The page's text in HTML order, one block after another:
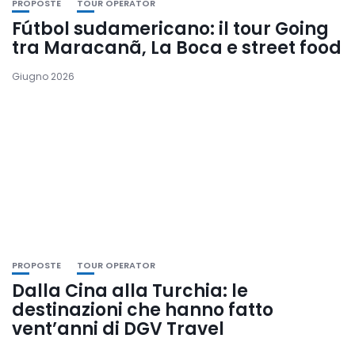
PROPOSTE TOUR OPERATOR
Fútbol sudamericano: il tour Going
tra Maracanã, La Boca e street food
Giugno 2026
PROPOSTE TOUR OPERATOR
Dalla Cina alla Turchia: le
destinazioni che hanno fatto
vent’anni di DGV Travel